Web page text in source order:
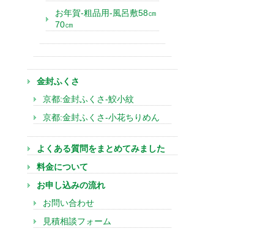
お年賀-粗品用-風呂敷58㎝
70㎝
金封ふくさ
京都:金封ふくさ-鮫小紋
京都:金封ふくさ-小花ちりめん
よくある質問をまとめてみました
料金について
お申し込みの流れ
お問い合わせ
見積相談フォーム